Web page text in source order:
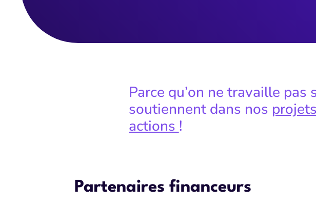
Parce qu’on ne travaille
soutiennent dans nos projets
actions !
Partenaires financeurs